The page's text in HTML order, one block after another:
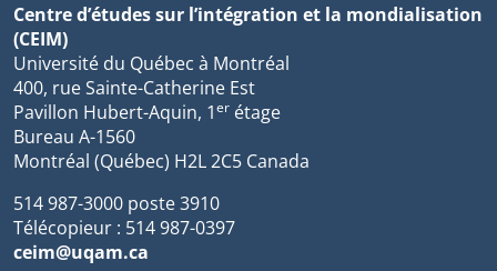
Centre d’études sur l’intégration et la mondialisation
(CEIM)
Université du Québec à Montréal
400, rue Sainte-Catherine Est
Pavillon Hubert-Aquin, 1er étage
Bureau A-1560
Montréal (Québec) H2L 2C5 Canada
514 987-3000 poste 3910
Télécopieur : 514 987-0397
ceim@uqam.ca